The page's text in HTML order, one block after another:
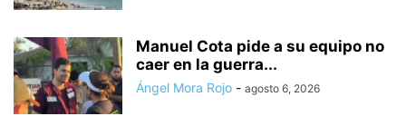
Manuel Cota pide a su equipo no
caer en la guerra...
Ángel Mora Rojo - agosto 6, 2026